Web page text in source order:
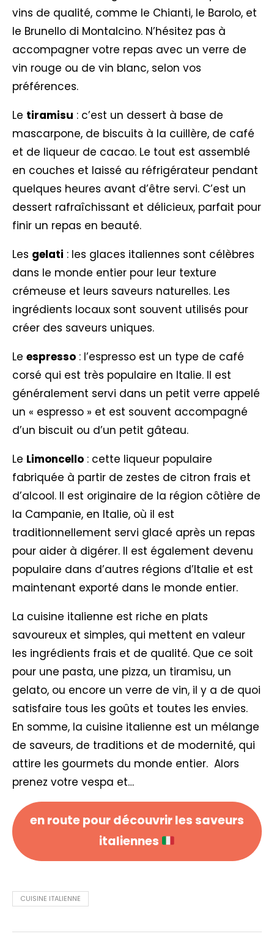
vins de qualité, comme le Chianti, le Barolo, et
le Brunello di Montalcino. N’hésitez pas à
accompagner votre repas avec un verre de
vin rouge ou de vin blanc, selon vos
préférences.
Le tiramisu : c’est un dessert à base de
mascarpone, de biscuits à la cuillère, de café
et de liqueur de cacao. Le tout est assemblé
en couches et laissé au réfrigérateur pendant
quelques heures avant d’être servi. C’est un
dessert rafraîchissant et délicieux, parfait pour
finir un repas en beauté.
Les gelati : les glaces italiennes sont célèbres
dans le monde entier pour leur texture
crémeuse et leurs saveurs naturelles. Les
ingrédients locaux sont souvent utilisés pour
créer des saveurs uniques.
Le espresso : l’espresso est un type de café
corsé qui est très populaire en Italie. Il est
généralement servi dans un petit verre appelé
un « espresso » et est souvent accompagné
d’un biscuit ou d’un petit gâteau.
Le Limoncello : cette liqueur populaire
fabriquée à partir de zestes de citron frais et
d’alcool. Il est originaire de la région côtière de
la Campanie, en Italie, où il est
traditionnellement servi glacé après un repas
pour aider à digérer. Il est également devenu
populaire dans d’autres régions d’Italie et est
maintenant exporté dans le monde entier.
La cuisine italienne est riche en plats
savoureux et simples, qui mettent en valeur
les ingrédients frais et de qualité. Que ce soit
pour une pasta, une pizza, un tiramisu, un
gelato, ou encore un verre de vin, il y a de quoi
satisfaire tous les goûts et toutes les envies.
En somme, la cuisine italienne est un mélange
de saveurs, de traditions et de modernité, qui
attire les gourmets du monde entier. Alors
prenez votre vespa et…
en route pour découvrir les saveurs
italiennes
CUISINE ITALIENNE